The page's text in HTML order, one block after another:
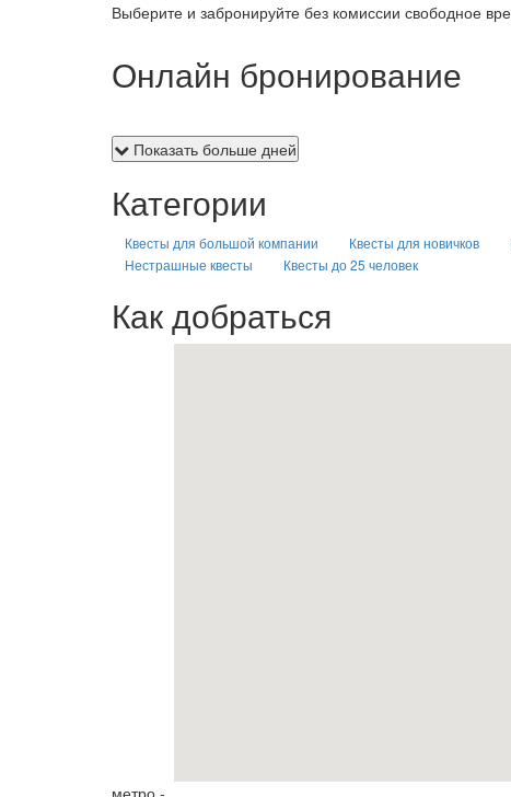
Выберите и забронируйте без комиссии свободное
Онлайн бронирование
Показать больше дней
Категории
Квесты для большой компании Квесты для новичков
Нестрашные квесты
Квесты до 25 человек
Как добраться
метро -